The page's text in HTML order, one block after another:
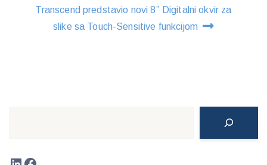
Transcend predstavio novi 8” Digitalni okvir za
slike sa Touch-Sensitive funkcijom